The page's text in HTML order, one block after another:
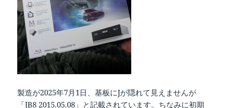
製造が2025年7月1日、基板にJが隠れて見えませんが
「JB8 2015.05.08」と記載されています。ちなみに初期